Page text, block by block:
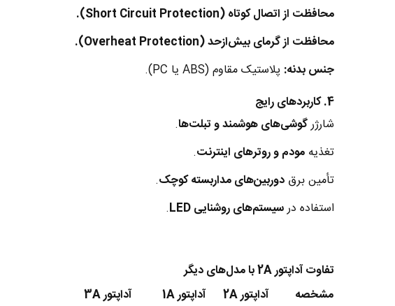
محافظت از اتصال کوتاه (Short Circuit Protection).
محافظت از گرمای بیش‌ازحد (Overheat Protection).
جنس بدنه: پلاستیک مقاوم (ABS یا PC).
4. کاربردهای رایج
شارژرگوشی‌های هوشمند و تبلت‌ها.
تغذیه مودم و روترهای اینترنت.
تأمین برق دوربین‌های مداربسته کوچک.
استفاده درسیستم‌های روشنایی LED .
تفاوت آداپتور 2A با مدل‌های دیگر
مشخصه
آداپتور 2A آداپتور 1A
آداپتور 3A